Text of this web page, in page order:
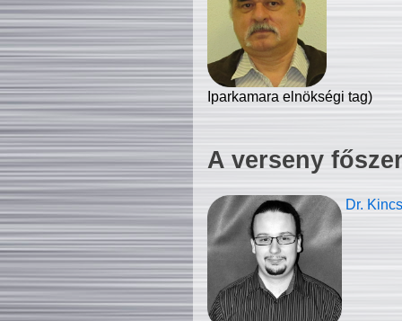
Iparkamara elnökségi tag)
A verseny
Dr.